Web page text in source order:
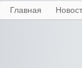
Главная